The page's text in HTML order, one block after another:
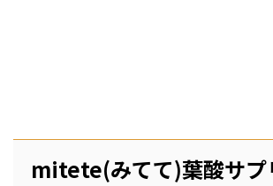
mitete(みてて)葉酸サプ